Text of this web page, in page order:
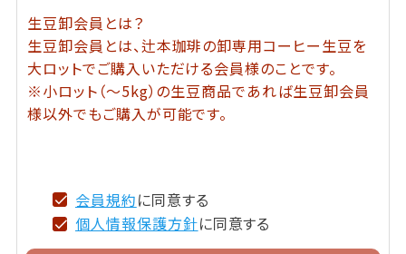
生豆卸会員とは？
生豆卸会員とは、辻本珈琲の卸専用コーヒー生豆を
大ロットでご購入いただける会員様のことです。
※小ロット（～5kg）の生豆商品であれば生豆卸会員
様以外でもご購入が可能です。
会員規約に同意する
個人情報保護方針に同意する